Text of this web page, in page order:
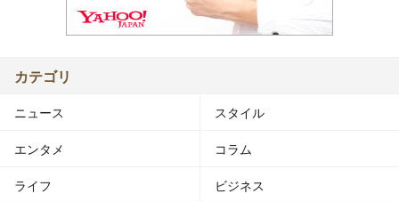
カテゴリ
ニュース スタイル
エンタメ コラム
ライフ ビジネス